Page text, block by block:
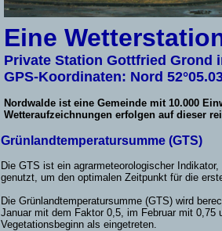
Eine
Private Station Gottfried Grond
GPS-Koordinaten: Nord
Nordwalde ist eine Gemeinde mit 10.000
Wetteraufzeichnungen erfolgen auf dieser
Grünlandtemperatursumme (GTS)
Die GTS ist ein agrarmeteorologischer
genutzt, um den optimalen Zeitpunkt für die
Die Grünlandtemperatursumme (GTS) wird
Januar mit dem Faktor 0,5, im Februar mit 0,75
Vegetationsbeginn als eingetreten.